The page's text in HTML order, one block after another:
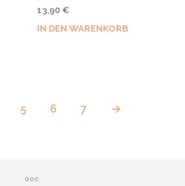
5.00
13,90 €
IN DEN WARENKORB
5 6 7 →